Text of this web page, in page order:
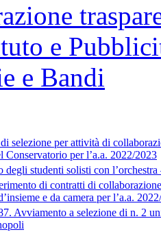
e
e Bandi
selezione per attività di
per l’a.a. 2022/2023
studenti solisti con l’orchestra
di contratti di
e da camera per l’a.a.
Avviamento a selezione di n. 2